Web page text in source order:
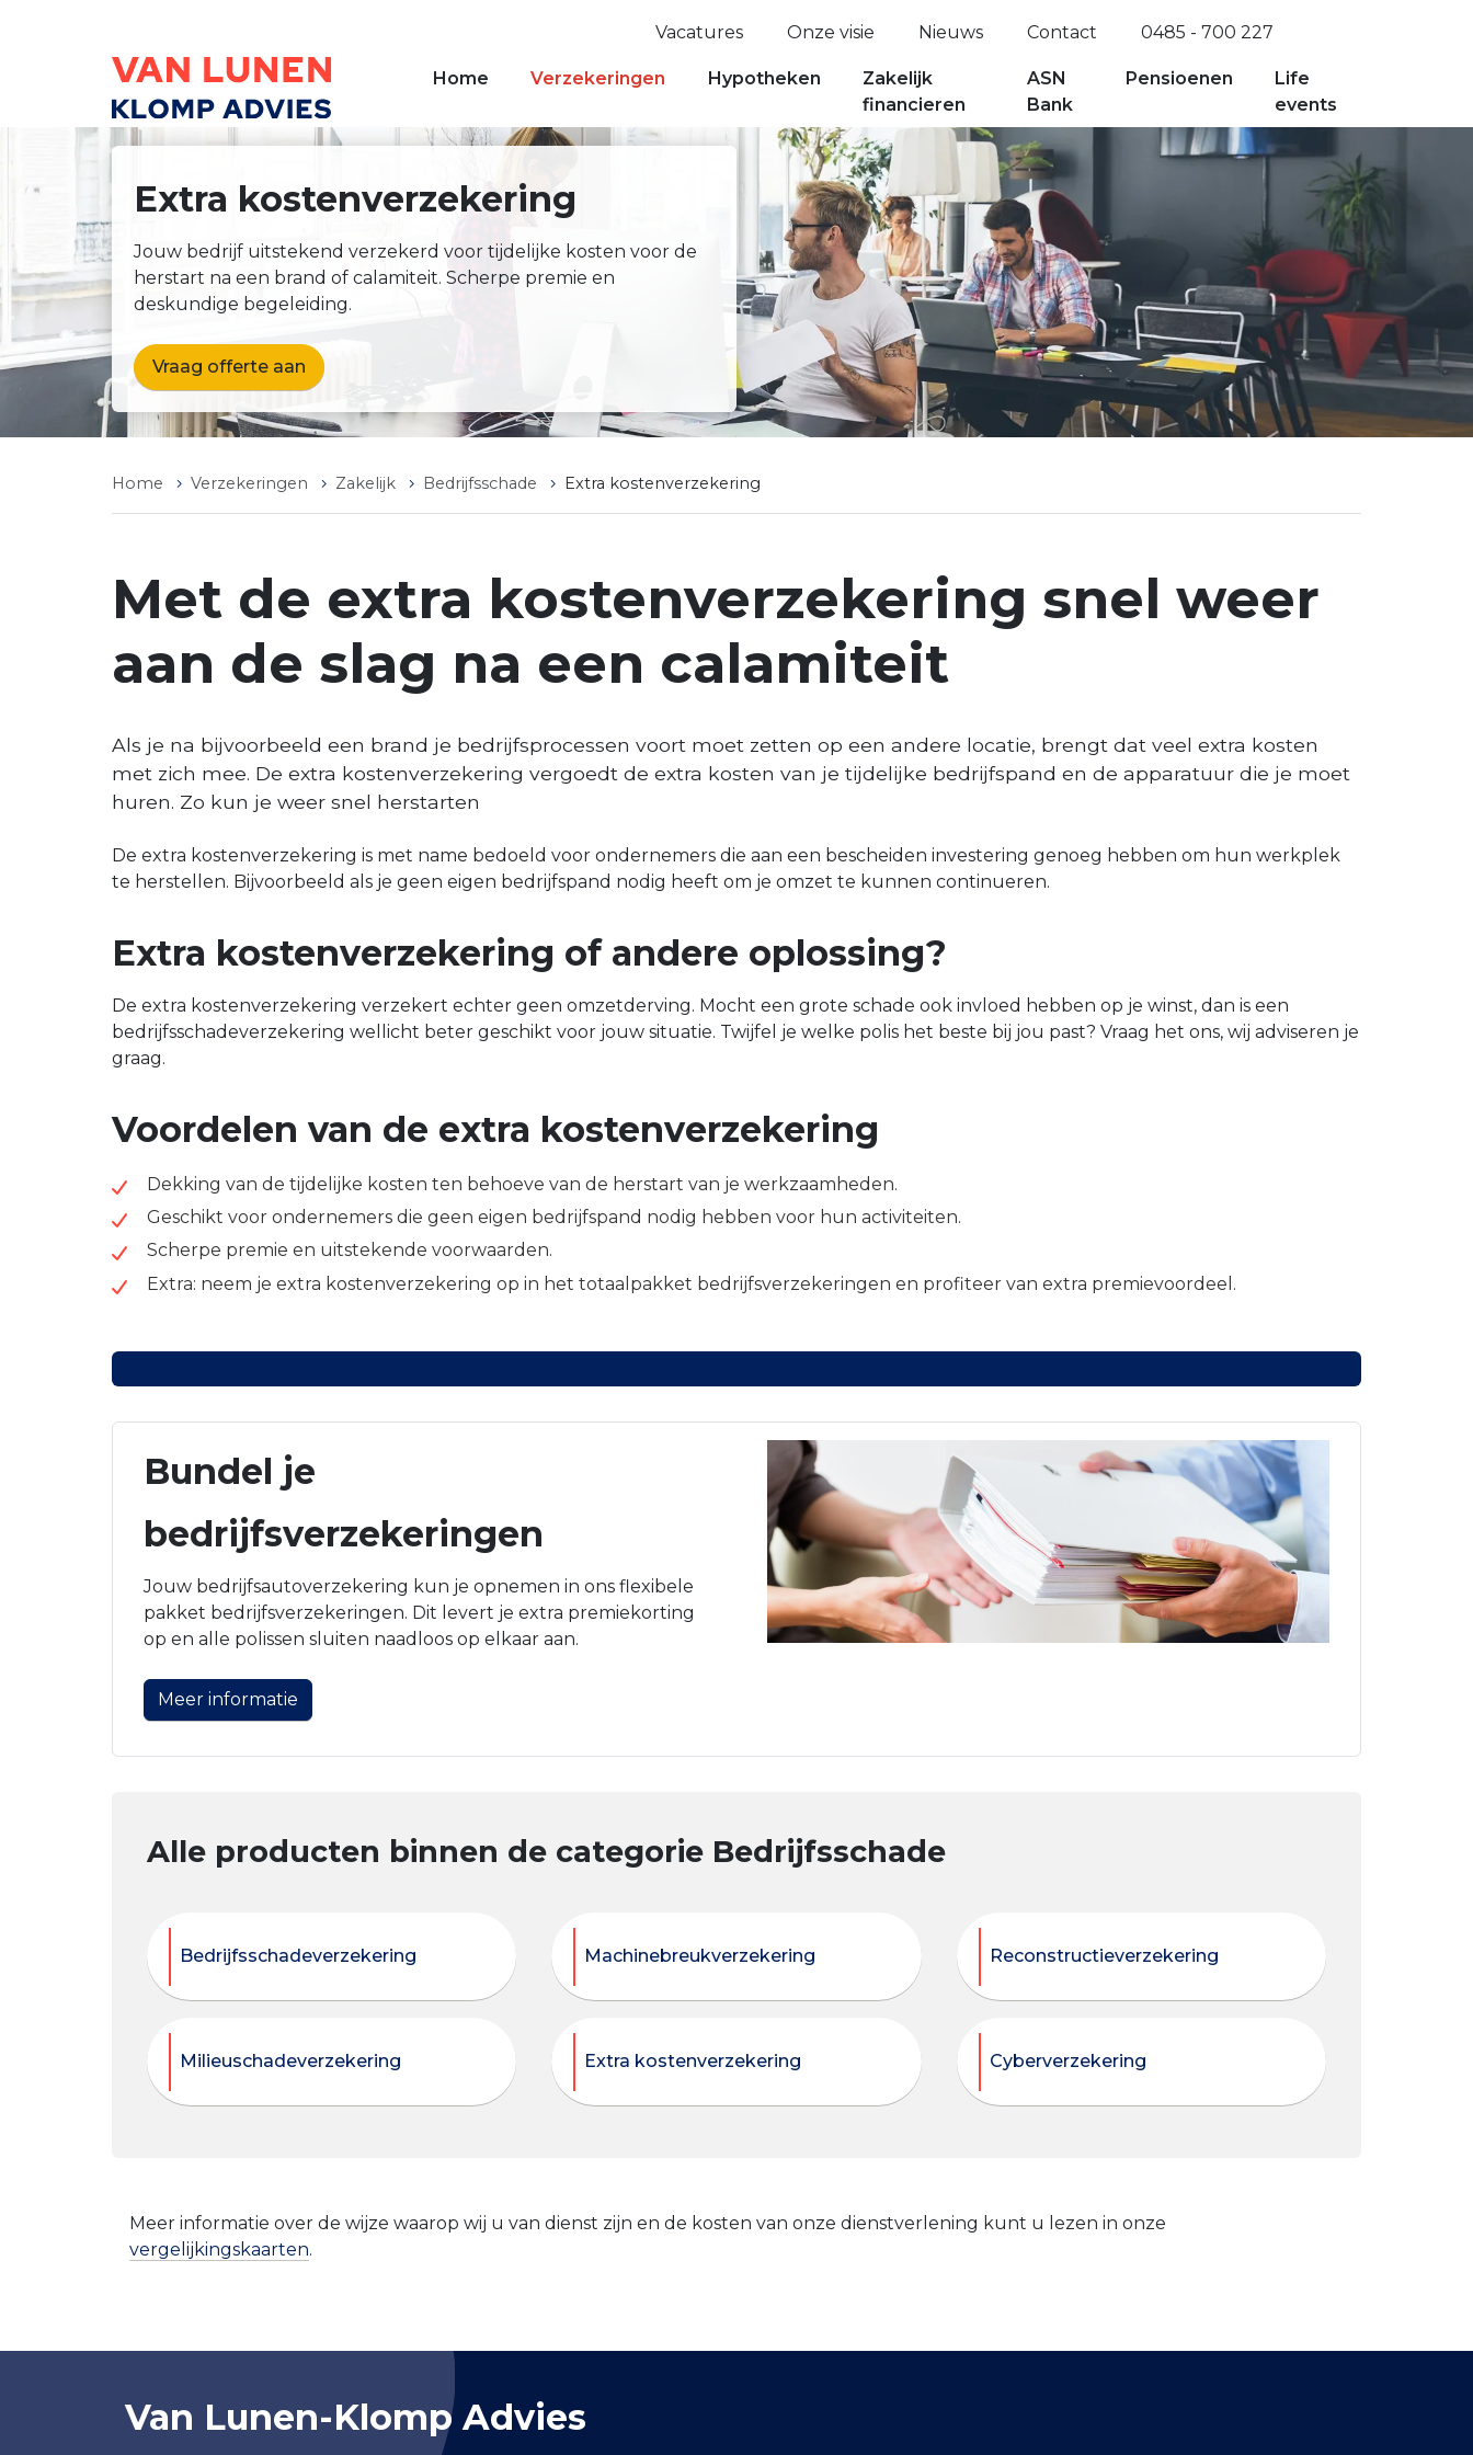
Vacatures
Onze visie Nieuws Contact 0485 - 700 227
Home Verzekeringen Hypotheken
Zakelijk
financieren
ASN
Bank
Pensioenen
Life
events
Extra kostenverzekering
Jouw bedrijf uitstekend verzekerd voor tijdelijke kosten voor de
herstart na een brand of calamiteit. Scherpe premie en
deskundige begeleiding.
Vraag offerte aan
Home Verzekeringen Zakelijk Bedrijfsschade Extra kostenverzekering
Met de extra kostenverzekering snel weer
aan de slag na een calamiteit
Als je na bijvoorbeeld een brand je bedrijfsprocessen voort moet zetten op een andere locatie, brengt dat veel extra kosten
met zich mee. De extra kostenverzekering vergoedt de extra kosten van je tijdelijke bedrijfspand en de apparatuur die je moet
huren. Zo kun je weer snel herstarten
De extra kostenverzekering is met name bedoeld voor ondernemers die aan een bescheiden investering genoeg hebben om hun werkplek
te herstellen. Bijvoorbeeld als je geen eigen bedrijfspand nodig heeft om je omzet te kunnen continueren.
Extra kostenverzekering of andere oplossing?
De extra kostenverzekering verzekert echter geen omzetderving. Mocht een grote schade ook invloed hebben op je winst, dan is een
bedrijfsschadeverzekering wellicht beter geschikt voor jouw situatie. Twijfel je welke polis het beste bij jou past? Vraag het ons, wij adviseren je
graag.
Voordelen van de extra kostenverzekering
Dekking van de tijdelijke kosten ten behoeve van de herstart van je werkzaamheden.
Geschikt voor ondernemers die geen eigen bedrijfspand nodig hebben voor hun activiteiten.
Scherpe premie en uitstekende voorwaarden.
Extra: neem je extra kostenverzekering op in het totaalpakket bedrijfsverzekeringen en profiteer van extra premievoordeel.
Bundel je
bedrijfsverzekeringen
Jouw bedrijfsautoverzekering kun je opnemen in ons flexibele
pakket bedrijfsverzekeringen. Dit levert je extra premiekorting
op en alle polissen sluiten naadloos op elkaar aan.
Meer informatie
Alle producten binnen de categorie Bedrijfsschade
Bedrijfsschadeverzekering Machinebreukverzekering Reconstructieverzekering
Milieuschadeverzekering Extra kostenverzekering Cyberverzekering
Meer informatie over de wijze waarop wij u van dienst zijn en de kosten van onze dienstverlening kunt u lezen in onze
vergelijkingskaarten.
Van Lunen-Klomp Advies